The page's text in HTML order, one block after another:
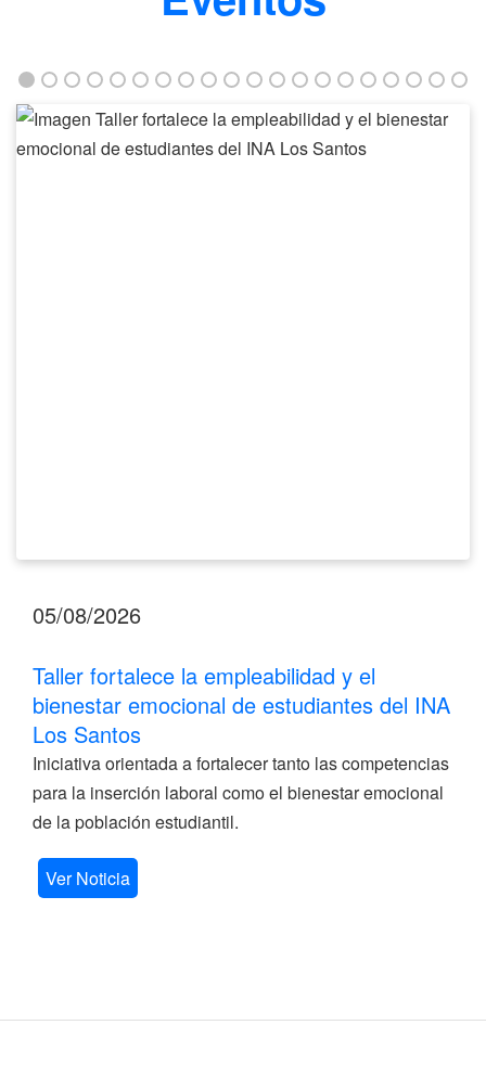
Taller
fortalece
05/08/2026
Taller fortalece la empleabilidad y el
bienestar emocional de estudiantes del INA
Los Santos
Iniciativa orientada a fortalecer tanto las competencias
para la inserción laboral como el bienestar emocional
de la población estudiantil.
Ver Noticia